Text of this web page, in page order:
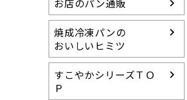
ーツ
焼成冷凍パンの
おいしいヒミツ
すこやかシリーズＴＯ
Ｐ